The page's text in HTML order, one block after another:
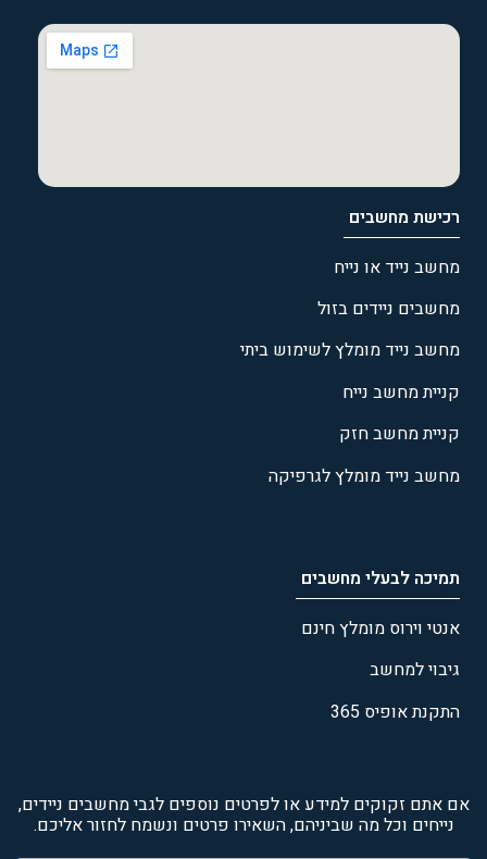
רכישת מחשבים
מחשב נייד או נייח
מחשבים ניידים בזול
מחשב נייד מומלץ לשימוש ביתי
קניית מחשב נייח
קניית מחשב חזק
מחשב נייד מומלץ לגרפיקה
תמיכה לבעלי מחשבים
אנטי וירוס מומלץ חינם
גיבוי למחשב
התקנת אופיס 365
אם אתם זקוקים למידע או לפרטים נוספים לגבי מחשבים ניידים,
נייחים וכל מה שביניהם, השאירו פרטים ונשמח לחזור אליכם.